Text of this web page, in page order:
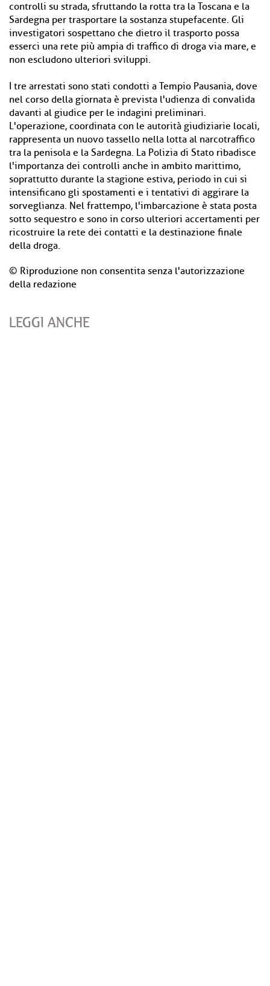
controlli su strada, sfruttando la rotta tra la Toscana e la
Sardegna per trasportare la sostanza stupefacente. Gli
investigatori sospettano che dietro il trasporto possa
esserci una rete più ampia di traffico di droga via mare, e
non escludono ulteriori sviluppi.
I tre arrestati sono stati condotti a Tempio Pausania, dove
nel corso della giornata è prevista l'udienza di convalida
davanti al giudice per le indagini preliminari.
L'operazione, coordinata con le autorità giudiziarie locali,
rappresenta un nuovo tassello nella lotta al narcotraffico
tra la penisola e la Sardegna. La Polizia di Stato ribadisce
l'importanza dei controlli anche in ambito marittimo,
soprattutto durante la stagione estiva, periodo in cui si
intensificano gli spostamenti e i tentativi di aggirare la
sorveglianza. Nel frattempo, l'imbarcazione è stata posta
sotto sequestro e sono in corso ulteriori accertamenti per
ricostruire la rete dei contatti e la destinazione finale
della droga.
© Riproduzione non consentita senza l'autorizzazione
della redazione
LEGGI ANCHE